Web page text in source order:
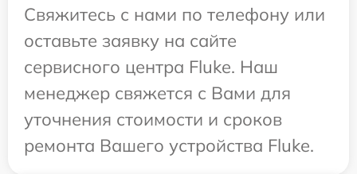
Свяжитесь с нами по телефону или
оставьте заявку на сайте
сервисного центра Fluke. Наш
менеджер свяжется с Вами для
уточнения стоимости и сроков
ремонта Вашего устройства Fluke.